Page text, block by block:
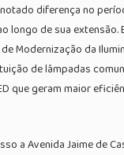
diferença no
longo de sua
Modernização da
de lâmpadas
que geram maior
a Avenida Jaime de